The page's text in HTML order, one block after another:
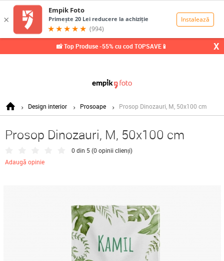
📸 Top Produse -55% cu cod TOPSAVE📱 X
Design interior Prosoape Prosop Dinozauri, M, 50x100 cm
Prosop Dinozauri, M, 50x100 cm
0 din 5 (0 opinii clienți)
Adaugă opinie